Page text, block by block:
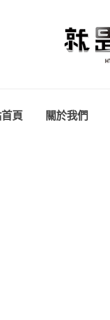
頁 關於我們